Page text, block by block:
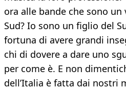
ora alle bande che sono un
Sud? Io sono un figlio del
fortuna di avere grandi
chi di dovere a dare uno
per come è. E non
dell’Italia è fatta dai nostri